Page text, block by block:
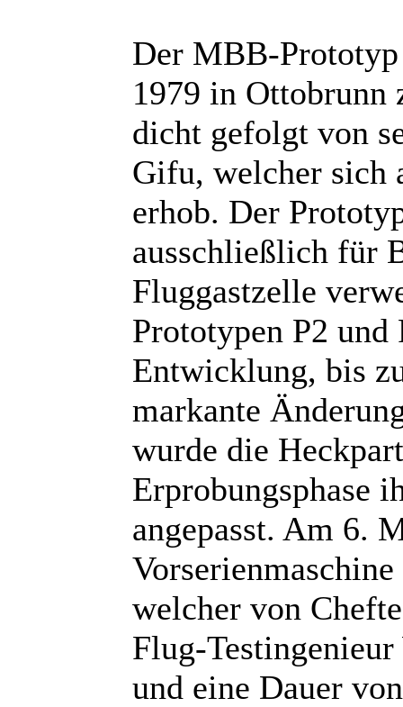
Der MBB-
1979 in Ottobrunn
dicht gefolgt von
Gifu, welcher sich
erhob. Der
ausschließlich für
Fluggastzelle
Prototypen P2
Entwicklung, bis
markante
wurde die
Erprobungsphase
angepasst. Am 6.
welcher von
Flug-
und eine Dauer